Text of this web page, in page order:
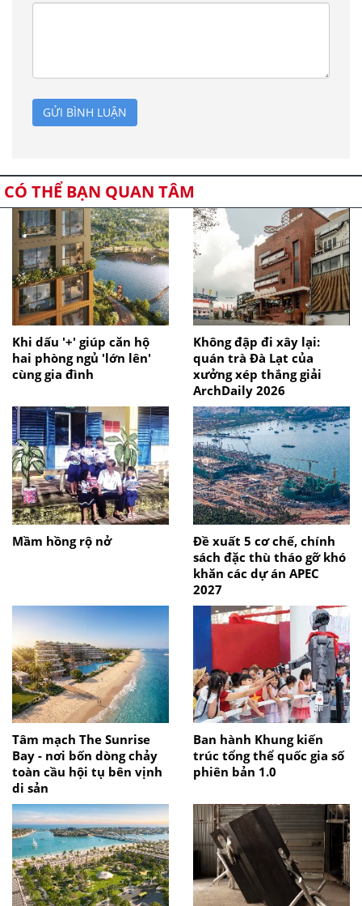
GỬI BÌNH LUẬN
CÓ THỂ BẠN QUAN TÂM
Khi dấu '+' giúp căn hộ
hai phòng ngủ 'lớn lên'
cùng gia đình
Không đập đi xây lại:
quán trà Đà Lạt của
xưởng xép thắng giải
ArchDaily 2026
Mầm hồng rộ nở
Đề xuất 5 cơ chế, chính
sách đặc thù tháo gỡ khó
khăn các dự án APEC
2027
Tâm mạch The Sunrise
Bay - nơi bốn dòng chảy
toàn cầu hội tụ bên vịnh
di sản
Ban hành Khung kiến
trúc tổng thể quốc gia số
phiên bản 1.0